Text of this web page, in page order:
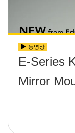
동영상
E-Series
Mirror